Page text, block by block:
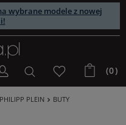
wybrane modele z nowej
(0)
PHILIPP PLEIN BUTY